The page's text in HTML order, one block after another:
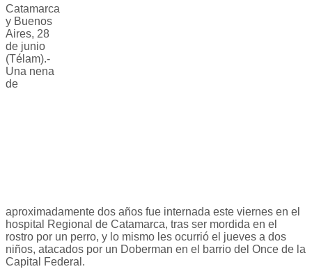
Catamarca
y Buenos
Aires, 28
de junio
(Télam).-
Una nena
de
aproximadamente dos años fue internada este viernes en el
hospital Regional de Catamarca, tras ser mordida en el
rostro por un perro, y lo mismo les ocurrió el jueves a dos
niños, atacados por un Doberman en el barrio del Once de la
Capital Federal.